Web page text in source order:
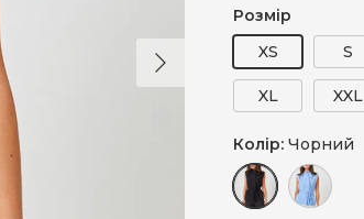
Далі
Розмір
XS
S
XL XXL
Колір: Чорний